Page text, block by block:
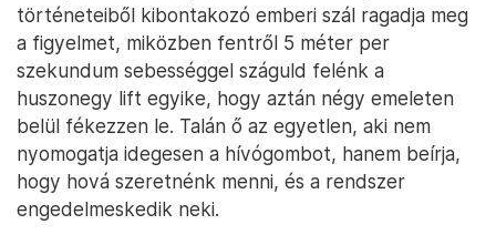
történeteiből kibontakozó emberi szál ragadja meg
a figyelmet, miközben fentről 5 méter per
szekundum sebességgel száguld felénk a
huszonegy lift egyike, hogy aztán négy emeleten
belül fékezzen le. Talán ő az egyetlen, aki nem
nyomogatja idegesen a hívógombot, hanem beírja,
hogy hová szeretnénk menni, és a rendszer
engedelmeskedik neki.